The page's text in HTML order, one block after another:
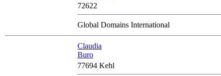
72622
Global Domains International
Claudia
Buro
77694 Kehl